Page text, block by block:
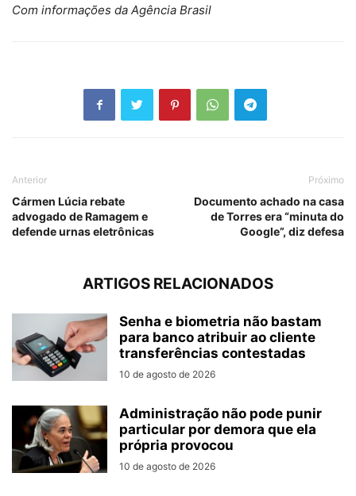
Com informações da Agência Brasil
Anterior
Cármen Lúcia rebate
advogado de Ramagem e
defende urnas eletrônicas
Próximo
Documento achado na casa
de Torres era “minuta do
Google”, diz defesa
ARTIGOS RELACIONADOS
Senha e biometria não bastam
para banco atribuir ao cliente
transferências contestadas
10 de agosto de 2026
Administração não pode punir
particular por demora que ela
própria provocou
10 de agosto de 2026